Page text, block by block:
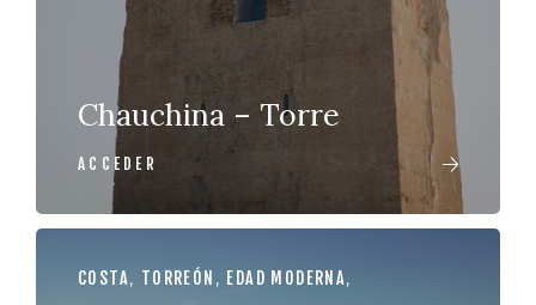
Chauchina – Torre
ACCEDER
COSTA, TORREÓN , EDAD MODERNA,